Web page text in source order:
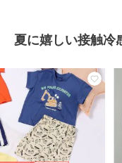
夏に嬉しい接触冷